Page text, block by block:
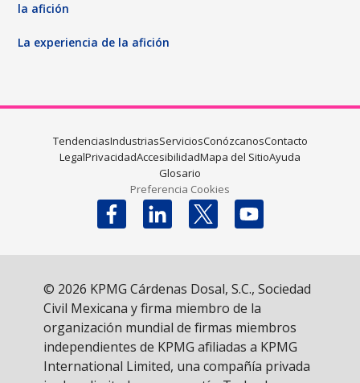
la afición
La experiencia de la afición
TendenciasIndustriasServiciosConózcanosContacto
LegalPrivacidadAccesibilidadMapa del SitioAyuda
Glosario
Preferencia Cookies
Follow us on X
© 2026 KPMG Cárdenas Dosal, S.C., Sociedad
Civil Mexicana y firma miembro de la
organización mundial de firmas miembros
independientes de KPMG afiliadas a KPMG
International Limited, una compañía privada